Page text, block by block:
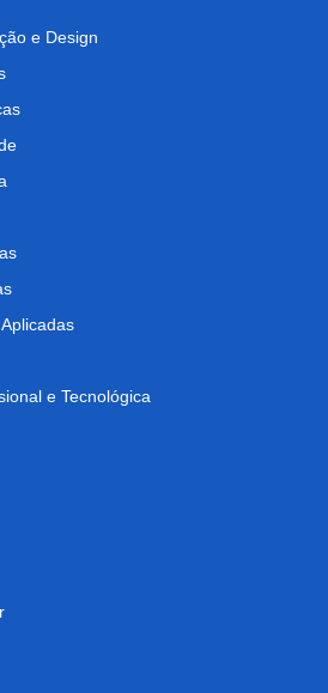
e Design
e Tecnológica